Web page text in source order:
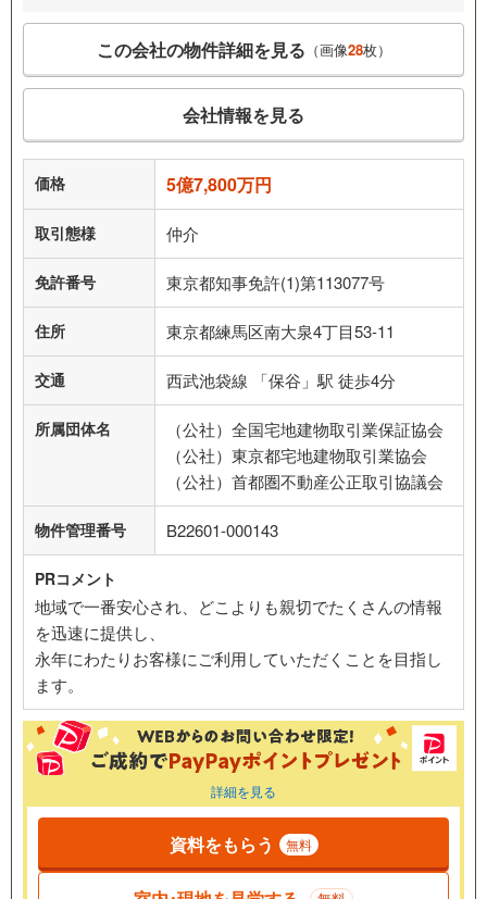
この会社の物件詳細を見る （画像28枚）
会社情報を見る
価格 5億7,800万円
取引態様 仲介
免許番号 東京都知事免許(1)第113077号
住所 東京都練馬区南大泉4丁目53-11
交通 西武池袋線 「保谷」駅 徒歩4分
所属団体名
（公社）全国宅地建物取引業保証協会
（公社）東京都宅地建物取引業協会
（公社）首都圏不動産公正取引協議会
物件管理番号 B22601-000143
PRコメント
地域で一番安心され、どこよりも親切でたくさんの情報
を迅速に提供し、
永年にわたりお客様にご利用していただくことを目指し
ます。
詳細を見る
資料をもらう 無料